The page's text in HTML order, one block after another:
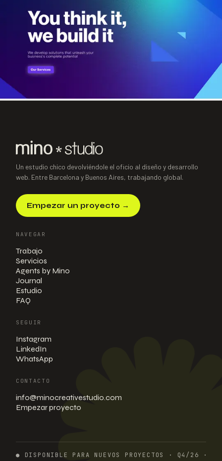
Power Platform · Consultoría
Un estudio chico devolviéndole el oficio al diseño y desarrollo
web. Entre Barcelona y Buenos Aires, trabajando global.
Empezar un proyecto →
NAVEGAR
Trabajo
Servicios
Agents by Mino
Journal
Estudio
FAQ
SEGUIR
Instagram
LinkedIn
WhatsApp
CONTACTO
info@minocreativestudio.com
Empezar proyecto
● DISPONIBLE PARA NUEVOS PROYECTOS · Q4/26 ·